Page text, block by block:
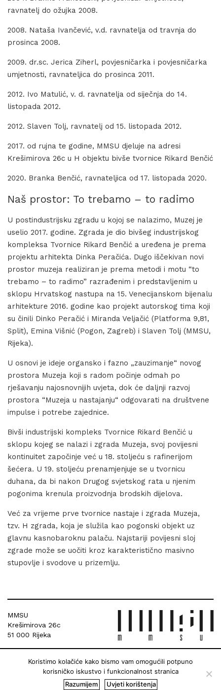
ravnatelj do ožujka 2008.
2008. Nataša Ivančević, v.d. ravnatelja od travnja do
prosinca 2008.
2009. dr.sc. Jerica Ziherl, povjesničarka i povjesničarka
umjetnosti, ravnateljica do prosinca 2011.
2012. Ivo Matulić, v. d. ravnatelja od siječnja do 14.
listopada 2012.
2012. Slaven Tolj, ravnatelj od 15. listopada 2012.
2017. od rujna te godine, MMSU djeluje na adresi
Krešimirova 26c u H objektu bivše tvornice Rikard Benčić
2020. Branka Benčić, ravnateljica od 17. listopada 2020.
Naš prostor: To trebamo – to radimo
U postindustrijsku zgradu u kojoj se nalazimo, Muzej je
uselio 2017. godine. Zgrada je dio bivšeg industrijskog
kompleksa Tvornice Rikard Benčić a uređena je prema
projektu arhitekta Dinka Peračića. Dugo iščekivan novi
prostor muzeja realiziran je prema metodi i motu “to
trebamo – to radimo” razrađenim i predstavljenim u
sklopu Hrvatskog nastupa na 15. Venecijanskom bijenalu
arhitekture 2016. godine kao projekt autorskog tima koji
su činili Dinko Peračić i Miranda Veljačić (Platforma 9,81,
Split), Emina Višnić (Pogon, Zagreb) i Slaven Tolj (MMSU,
Rijeka).
U osnovi je ideje organsko i fazno „zauzimanje“ novog
prostora Muzeja koji s radom počinje odmah po
rješavanju najosnovnijih uvjeta, dok će daljnji razvoj
prostora “Muzeja u nastajanju“ odgovarati na društvene
impulse i potrebe zajednice.
Bivši industrijski kompleks Tvornice Rikard Benčić u
sklopu kojeg se nalazi i zgrada Muzeja, svoj povijesni
kontinuitet započinje već u 18. stoljeću s rafinerijom
šećera. U 19. stoljeću prenamjenjuje se u tvornicu
duhana, da bi nakon Drugog svjetskog rata u njenim
pogonima krenula proizvodnja brodskih dijelova.
Već za vrijeme prve tvornice nastaje i zgrada Muzeja,
tzv. H zgrada, koja je služila kao pogonski objekt uz
glavnu kasnobaroknu palaču. Najstariji povijesni sloj
zgrade može se uočiti kroz karakteristično masivno
stupovlje i svodove u prizemlju.
MMSU
Krešimirova 26c
51 000 Rijeka
Koristimo kolačiće kako bismo vam omogućili potpuno
korisničko iskustvo i funkcionalnost stranica
Razumijem
Uvjeti korištenja